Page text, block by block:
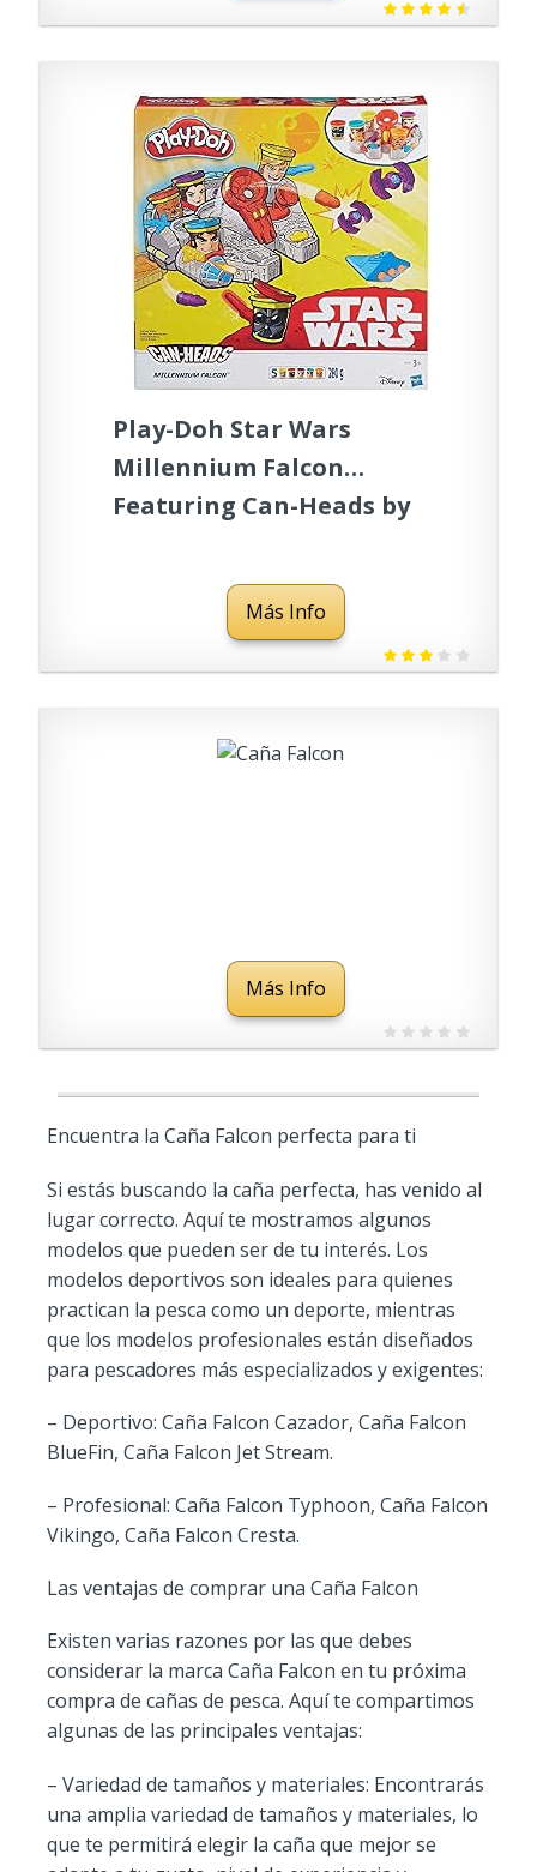
Play-Doh Star Wars
Millennium Falcon
Featuring Can-Heads by
Más Info
Más Info
Encuentra la Caña Falcon perfecta para ti
Si estás buscando la caña perfecta, has venido al
lugar correcto. Aquí te mostramos algunos
modelos que pueden ser de tu interés. Los
modelos deportivos son ideales para quienes
practican la pesca como un deporte, mientras
que los modelos profesionales están diseñados
para pescadores más especializados y exigentes:
– Deportivo: Caña Falcon Cazador, Caña Falcon
BlueFin, Caña Falcon Jet Stream.
– Profesional: Caña Falcon Typhoon, Caña Falcon
Vikingo, Caña Falcon Cresta.
Las ventajas de comprar una Caña Falcon
Existen varias razones por las que debes
considerar la marca Caña Falcon en tu próxima
compra de cañas de pesca. Aquí te compartimos
algunas de las principales ventajas:
– Variedad de tamaños y materiales: Encontrarás
una amplia variedad de tamaños y materiales, lo
que te permitirá elegir la caña que mejor se